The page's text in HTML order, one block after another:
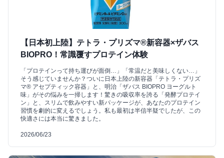
【日本初上陸】テトラ・プリズマ®新容器×ザバス
BIOPRO！常識覆すプロテイン体験
「プロテインって持ち運びが面倒…」「常温だと美味しくない…」
そう感じていませんか？ついに日本上陸の新容器「テトラ・プリズ
マ® アセプティック容器」と、明治「ザバス BIOPRO ヨーグルト
味」がその悩みを一掃します！驚きの吸収率を誇る「発酵プロテイ
ン」と、スリムで飲みやすい新パッケージが、あなたのプロテイン
習慣を劇的に変えるでしょう。私も最初は半信半疑でしたが、この
快適さには本当に驚きました。
2026/06/23